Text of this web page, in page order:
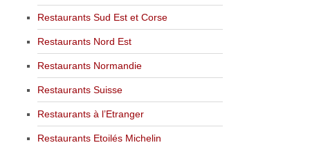
Restaurants Sud Est et Corse
Restaurants Nord Est
Restaurants Normandie
Restaurants Suisse
Restaurants à l’Etranger
Restaurants Etoilés Michelin